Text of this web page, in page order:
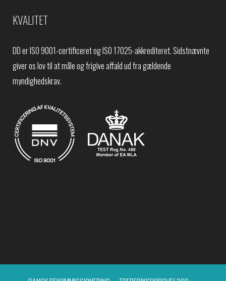
KVALITET
DD er ISO 9001-certificeret og ISO 17025-akkrediteret. Sidstnævnte
giver os lov til at måle og frigive affald ud fra gældende
myndighedskrav.